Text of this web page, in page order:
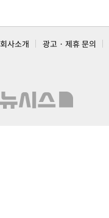
회사소개 광고 · 제휴 문의